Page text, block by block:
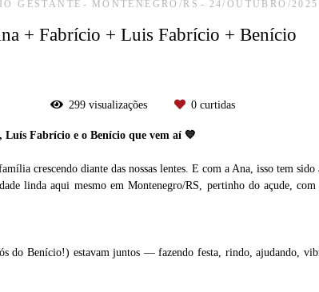
GESTANTE MONTENEGRO/RS 24/OUTUBRO/2025
+ Fabrício + Luis Fabrício + Benício
299visualizações 0curtidas
Luís Fabrício e o Benício que vem aí 💙
crescendo diante das nossas lentes. E com a Ana, isso tem sido
linda aqui mesmo em Montenegro/RS, pertinho do açude,
do Benício!) estavam juntos — fazendo festa, rindo, ajudando,